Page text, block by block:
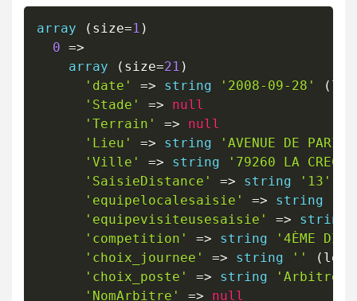
array ( size=1 )
0 =>
array
( size=21 )
'date'
=> string '2008-09-28' (
'Stade'
=>
null
'Terrain'
=>
null
'Lieu'
=> string
'AVENUE DE PARIS'
'Ville'
=> string
'79260 LA
'SaisieDistance'
=> string '13'
'equipelocalesaisie'
=> string
'equipevisiteusesaisie'
=> string
'competition'
=> string
'4ÈME
'choix_journee'
=> string '' (
'choix_poste'
=> string
'Arbitre
'NomArbitre'
=>
null